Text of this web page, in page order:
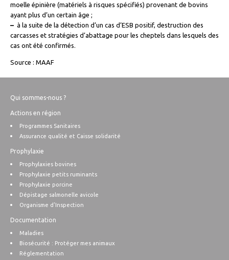
moelle épinière (matériels à risques spécifiés) provenant de bovins
ayant plus d’un certain âge ;
– à la suite de la détection d’un cas d’ESB positif, destruction des
carcasses et stratégies d’abattage pour les cheptels dans lesquels des
cas ont été confirmés.
Source : MAAF
Qui sommes-nous ?
Actions en région
Programmes Sanitaires
Assurance qualité et Caisse solidarité
Prophylaxie
Prophylaxies bovines
Prophylaxie petits ruminants
Prophylaxie porcine
Dépistage salmonelle avicole
Organisme d’Inspection
Documentation
Maladies
Biosécurité : Protéger mes animaux
Réglementation